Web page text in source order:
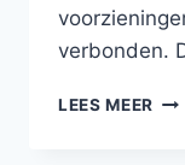
verbonden.
LEES MEER BUS